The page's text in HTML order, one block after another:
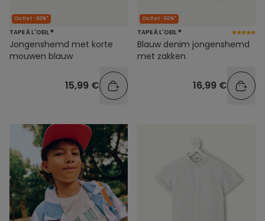
Outlet -60%*
TAPE À L'OEIL ®
Jongenshemd met korte
mouwen blauw
15,99 €
Outlet -50%*
TAPE À L'OEIL ®
Blauw denim jongenshemd
met zakken
16,99 €